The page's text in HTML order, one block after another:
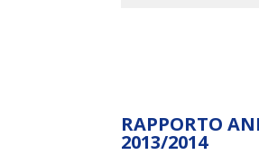
RAPPORTO
2013/2014